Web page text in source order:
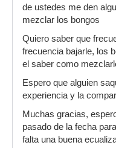
de ustedes me den
mezclar los bongos
Quiero saber que
frecuencia bajarle, los
el saber como
Espero que alguien
experiencia y la
Muchas gracias,
pasado de la fecha
falta una buena